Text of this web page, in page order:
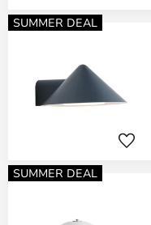
SUMMER DEAL
SUMMER DEAL